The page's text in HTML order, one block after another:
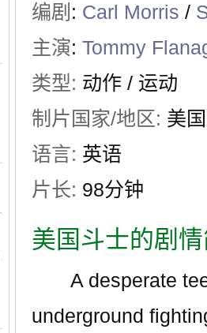
编剧 : Carl Morris /
主演: Tommy
类型: 动作 / 运动
制片国家/地区: 美国
语言: 英语
片长: 98分钟
美国斗士的剧
A desperate
underground